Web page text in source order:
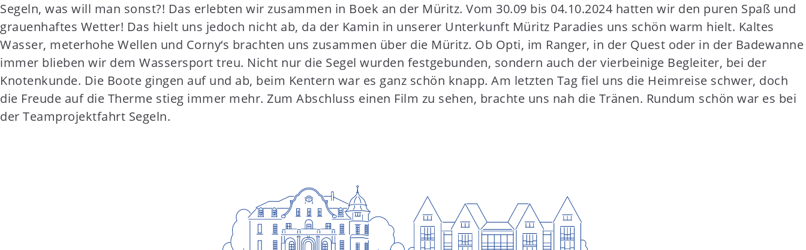
n
t
e
n
t
Segeln, was will man sonst?! Das erlebten wir zusammen in Boek an der Müritz. Vom 30.09 bis 04.10.2024 hatten wir den puren Spaß und
grauenhaftes Wetter! Das hielt uns jedoch nicht ab, da der Kamin in unserer Unterkunft Müritz Paradies uns schön warm hielt. Kaltes
Wasser, meterhohe Wellen und Corny‘s brachten uns zusammen über die Müritz. Ob Opti, im Ranger, in der Quest oder in der Badewanne
immer blieben wir dem Wassersport treu. Nicht nur die Segel wurden festgebunden, sondern auch der vierbeinige Begleiter, bei der
Knotenkunde. Die Boote gingen auf und ab, beim Kentern war es ganz schön knapp. Am letzten Tag fiel uns die Heimreise schwer, doch
die Freude auf die Therme stieg immer mehr. Zum Abschluss einen Film zu sehen, brachte uns nah die Tränen. Rundum schön war es bei
der Teamprojektfahrt Segeln.